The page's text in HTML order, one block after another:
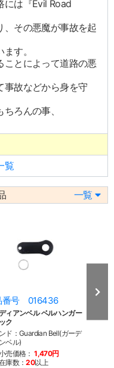
には『Evil Road
、その悪魔が事故を起
す。
ことによって道路の悪
事故などから身を守
ろんの事、
覧
一覧
番号 016436
ィアンベル ベルハンガー
ク
ド：Guardian Bell(ガーデ
ベル)
売価格： 1,470円
庫数：20以上
Claw